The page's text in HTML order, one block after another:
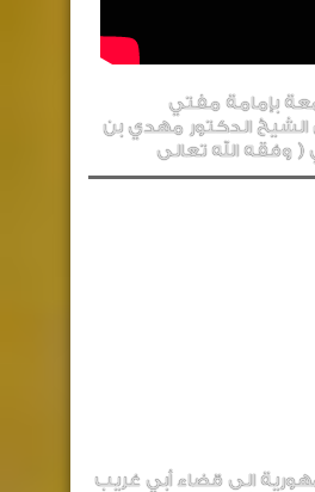
بإمامة مفتي
الشيخ الدكتور مهدي بن
وفقه الله تعالى
الى قضاء أبي غريب